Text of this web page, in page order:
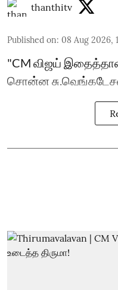
thanthitv
Published on: 08 Aug 2026,
"CM விஜய்
சொன்ன